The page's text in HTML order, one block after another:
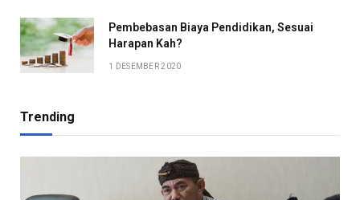
Pembebasan Biaya Pendidikan, Sesuai
Harapan Kah?
1 DESEMBER 2020
Trending